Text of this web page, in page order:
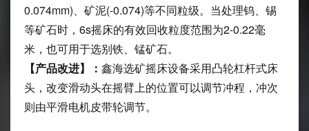
0.074mm)、矿泥(-0.074)等不同粒级。当处理钨、锡
等矿石时，6s摇床的有效回收粒度范围为2-0.22毫
米，也可用于选别铁、锰矿石。
【产品改进】： 鑫海选矿摇床设备采用凸轮杠杆式床
头，改变滑动头在摇臂上的位置可以调节冲程，冲次
则由平滑电机皮带轮调节。